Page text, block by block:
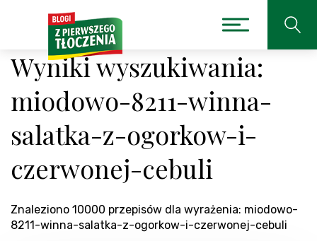
Wyniki wyszukiwania:
miodowo-8211-winna-
salatka-z-ogorkow-i-
czerwonej-cebuli
Znaleziono 10000 przepisów dla wyrażenia: miodowo-
8211-winna-salatka-z-ogorkow-i-czerwonej-cebuli